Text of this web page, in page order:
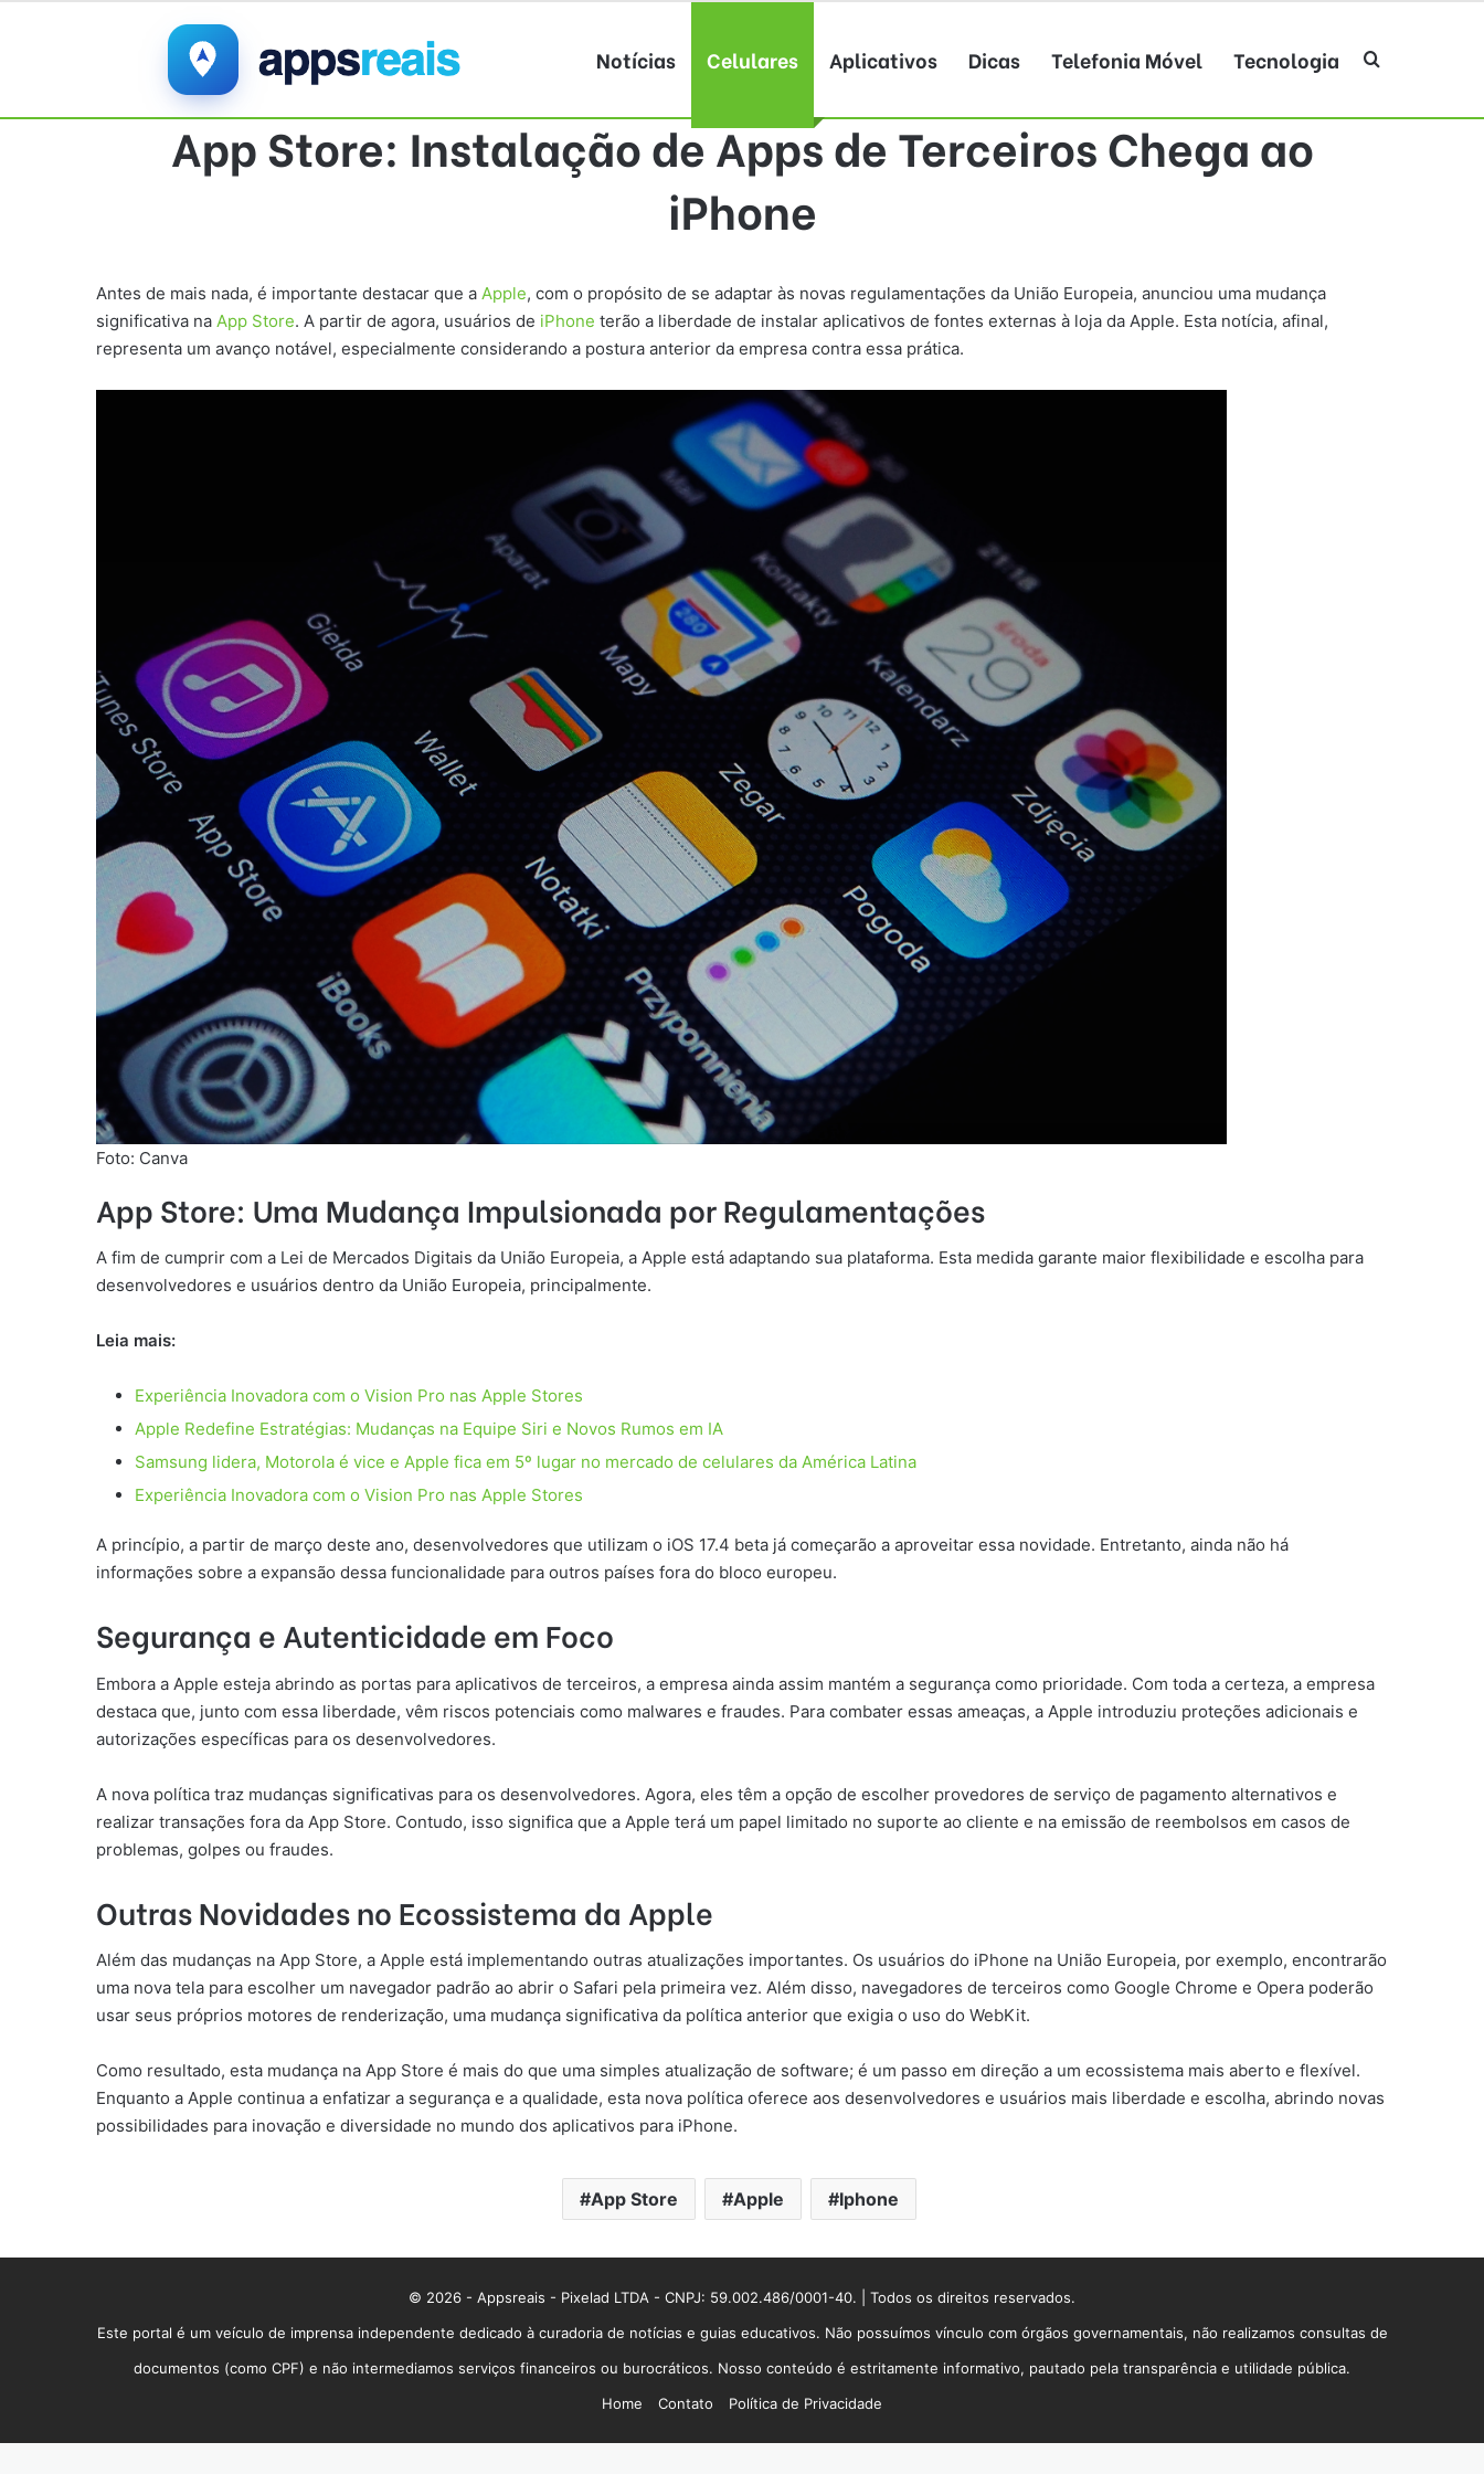
Notícias Celulares Aplicativos Dicas Telefonia Móvel Tecnologia Procurar por
App Store: Instalação de Apps de Terceiros Chega ao
iPhone
Antes de mais nada, é importante destacar que a Apple, com o propósito de se adaptar às novas regulamentações da União Europeia, anunciou uma mudança
significativa na App Store. A partir de agora, usuários de iPhone terão a liberdade de instalar aplicativos de fontes externas à loja da Apple. Esta notícia, afinal,
representa um avanço notável, especialmente considerando a postura anterior da empresa contra essa prática.
Foto: Canva
App Store: Uma Mudança Impulsionada por Regulamentações
A fim de cumprir com a Lei de Mercados Digitais da União Europeia, a Apple está adaptando sua plataforma. Esta medida garante maior flexibilidade e escolha para
desenvolvedores e usuários dentro da União Europeia, principalmente.
Leia mais:
Experiência Inovadora com o Vision Pro nas Apple Stores
Apple Redefine Estratégias: Mudanças na Equipe Siri e Novos Rumos em IA
Samsung lidera, Motorola é vice e Apple fica em 5º lugar no mercado de celulares da América Latina
Experiência Inovadora com o Vision Pro nas Apple Stores
A princípio, a partir de março deste ano, desenvolvedores que utilizam o iOS 17.4 beta já começarão a aproveitar essa novidade. Entretanto, ainda não há
informações sobre a expansão dessa funcionalidade para outros países fora do bloco europeu.
Segurança e Autenticidade em Foco
Embora a Apple esteja abrindo as portas para aplicativos de terceiros, a empresa ainda assim mantém a segurança como prioridade. Com toda a certeza, a empresa
destaca que, junto com essa liberdade, vêm riscos potenciais como malwares e fraudes. Para combater essas ameaças, a Apple introduziu proteções adicionais e
autorizações específicas para os desenvolvedores.
A nova política traz mudanças significativas para os desenvolvedores. Agora, eles têm a opção de escolher provedores de serviço de pagamento alternativos e
realizar transações fora da App Store. Contudo, isso significa que a Apple terá um papel limitado no suporte ao cliente e na emissão de reembolsos em casos de
problemas, golpes ou fraudes.
Outras Novidades no Ecossistema da Apple
Além das mudanças na App Store, a Apple está implementando outras atualizações importantes. Os usuários do iPhone na União Europeia, por exemplo, encontrarão
uma nova tela para escolher um navegador padrão ao abrir o Safari pela primeira vez. Além disso, navegadores de terceiros como Google Chrome e Opera poderão
usar seus próprios motores de renderização, uma mudança significativa da política anterior que exigia o uso do WebKit.
Como resultado, esta mudança na App Store é mais do que uma simples atualização de software; é um passo em direção a um ecossistema mais aberto e flexível.
Enquanto a Apple continua a enfatizar a segurança e a qualidade, esta nova política oferece aos desenvolvedores e usuários mais liberdade e escolha, abrindo novas
possibilidades para inovação e diversidade no mundo dos aplicativos para iPhone.
App Store Apple Iphone
© 2026 - Appsreais - Pixelad LTDA - CNPJ: 59.002.486/0001-40. | Todos os direitos reservados.
Este portal é um veículo de imprensa independente dedicado à curadoria de notícias e guias educativos. Não possuímos vínculo com órgãos governamentais, não realizamos consultas de
documentos (como CPF) e não intermediamos serviços financeiros ou burocráticos. Nosso conteúdo é estritamente informativo, pautado pela transparência e utilidade pública.
Home
Contato Política de Privacidade